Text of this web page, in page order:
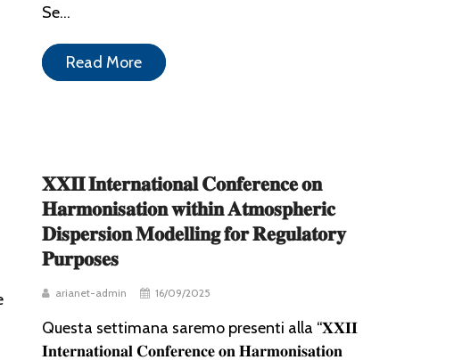
Se...
Read More
𝐗𝐗𝐈𝐈 𝐈𝐧𝐭𝐞𝐫𝐧𝐚𝐭𝐢𝐨𝐧𝐚𝐥 𝐂𝐨𝐧𝐟𝐞𝐫𝐞𝐧𝐜𝐞 𝐨𝐧
𝐇𝐚𝐫𝐦𝐨𝐧𝐢𝐬𝐚𝐭𝐢𝐨𝐧 𝐰𝐢𝐭𝐡𝐢𝐧 𝐀𝐭𝐦𝐨𝐬𝐩𝐡𝐞𝐫𝐢𝐜
𝐃𝐢𝐬𝐩𝐞𝐫𝐬𝐢𝐨𝐧 𝐌𝐨𝐝𝐞𝐥𝐥𝐢𝐧𝐠 𝐟𝐨𝐫 𝐑𝐞𝐠𝐮𝐥𝐚𝐭𝐨𝐫𝐲
𝐏𝐮𝐫𝐩𝐨𝐬𝐞𝐬
arianet-admin 16/09/2025
Questa settimana saremo presenti alla “𝐗𝐗𝐈𝐈
𝐈𝐧𝐭𝐞𝐫𝐧𝐚𝐭𝐢𝐨𝐧𝐚𝐥 𝐂𝐨𝐧𝐟𝐞𝐫𝐞𝐧𝐜𝐞 𝐨𝐧 𝐇𝐚𝐫𝐦𝐨𝐧𝐢𝐬𝐚𝐭𝐢𝐨𝐧